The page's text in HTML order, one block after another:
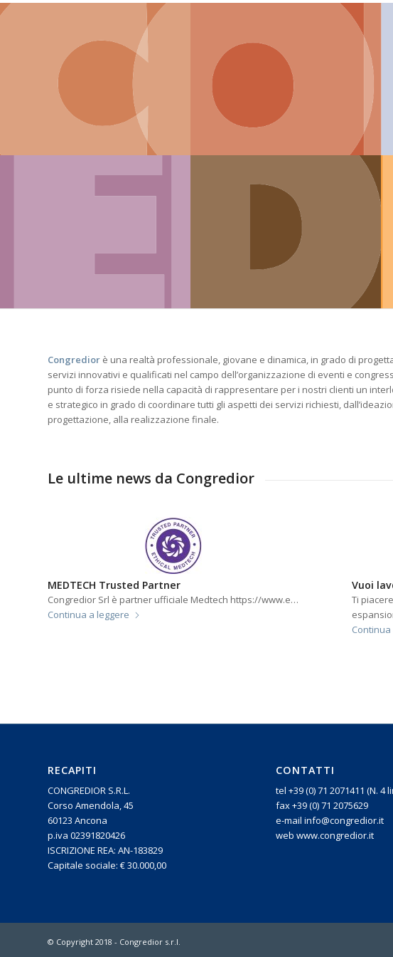
CHI SIAMO SERVIZI
CLIENTI
Congrediorè una realtà professionale, giovane e dinamica, in grado di
servizi innovativi e qualificati nel campo dell’organizzazione di eventi e
punto di forza risiede nella capacità di rappresentare per i nostri clienti un
e strategico in grado di coordinare tutti gli aspetti dei servizi richiesti,
Le ultime news da Congredior
MEDTECH Trusted Partner
Congredior Srl è partner ufficiale Medtech https://www.e…
Vuoi
Ti
CONGREDIOR S.R.L.
Corso Amendola, 45
60123 Ancona
p.iva 02391820426
ISCRIZIONE REA: AN-183829
tel +39 (0) 71 2071411 (N. 4
fax +39 (0) 71 2075629
e-mail info@congredior.it